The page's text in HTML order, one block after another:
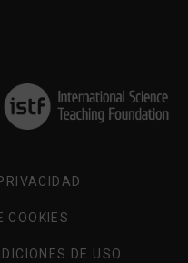
COOKIES
DE USO